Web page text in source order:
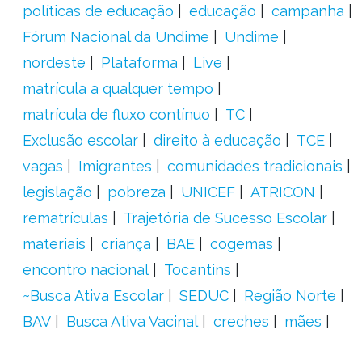
políticas de educação
educação
campanha
Fórum Nacional da Undime
Undime
nordeste
Plataforma
Live
matrícula a qualquer tempo
matrícula de fluxo contínuo
TC
Exclusão escolar
direito à educação
TCE
vagas
Imigrantes
comunidades tradicionais
legislação
pobreza UNICEF
ATRICON
rematrículas
Trajetória de Sucesso Escolar
materiais
criança BAE
cogemas
encontro nacional
Tocantins
~Busca Ativa Escolar
SEDUC
Região Norte
BAV
Busca Ativa Vacinal creches
mães